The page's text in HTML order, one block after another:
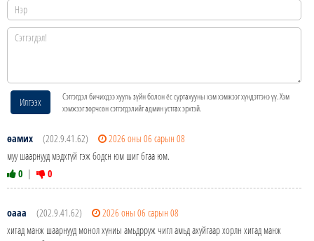
Илгээх
Сэтгэгдэл бичихдээ хууль зүйн болон ёс суртахууны хэм хэмжээг хүндэтгэнэ үү. Хэм
хэмжээг зөрчсөн сэтгэгдэлийг админ устгах эрхтэй.
өамих (202.9.41.62)
2026 оны 06 сарын 08
муу шаарнууд мэдхгүй гэж бодсн юм шиг бгаа юм.
0 | 0
оааа (202.9.41.62)
2026 оны 06 сарын 08
хитад манж шаарнууд монол хүниы амьдрруж чигл амьд ахуйгаар хорлн хитад манж